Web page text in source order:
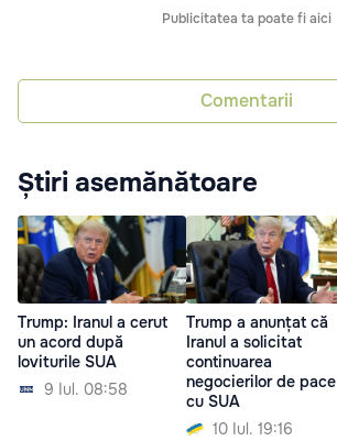
Publicitatea ta poate fi aici
Comentarii
Știri asemănătoare
Trump: Iranul a cerut
un acord după
loviturile SUA
9 Iul. 08:58
Trump a anunțat că
Iranul a solicitat
continuarea
negocierilor de pace
cu SUA
10 Iul. 19:16